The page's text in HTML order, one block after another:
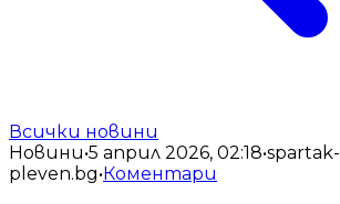
Всички новини
Новини•5 април 2026, 02:18•spartak-
pleven.bg•Коментари